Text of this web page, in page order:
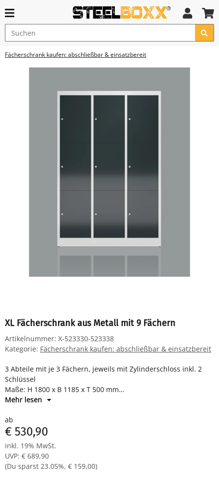
Fächerschrank kaufen: abschließbar & einsatzbereit
XL Fächerschrank aus Metall mit 9 Fächern
Artikelnummer: X-523330-523338
Kategorie: Fächerschrank kaufen: abschließbar & einsatzbereit
3 Abteile mit je 3 Fächern, jeweils mit Zylinderschloss inkl. 2
Schlüssel
Maße: H 1800 x B 1185 x T 500 mm
Komplett montiert und verschweißt - sofort einsatzbereit
Mehr lesen
ab
€ 530,90
inkl. 19% MwSt.
UVP: € 689,90
(Du sparst 23.05%, € 159,00)